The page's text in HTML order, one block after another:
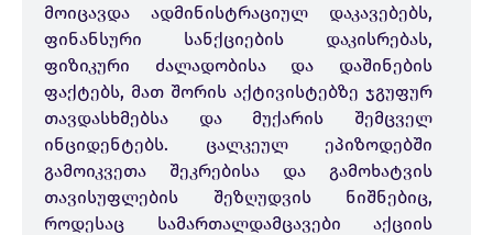
მოიცავდა ადმინისტრაციულ დაკავებებს,
ფინანსური სანქციების დაკისრებას,
ფიზიკური ძალადობისა და დაშინების
ფაქტებს, მათ შორის აქტივისტებზე ჯგუფურ
თავდასხმებსა და მუქარის შემცველ
ინციდენტებს. ცალკეულ ეპიზოდებში
გამოიკვეთა შეკრებისა და გამოხატვის
თავისუფლების შეზღუდვის ნიშნებიც,
როდესაც სამართალდამცავები აქციის